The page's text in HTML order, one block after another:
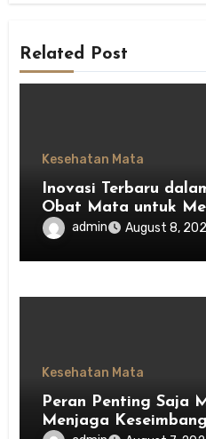
Related Post
Kesehatan Mata
Inovasi Terbaru
Obat Mata untuk
Mataadmin August 8,
Kesehatan Mata
Peran Penting Saja
Menjaga